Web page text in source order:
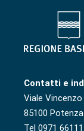
Contatti e
Viale
85100
Tel 0971